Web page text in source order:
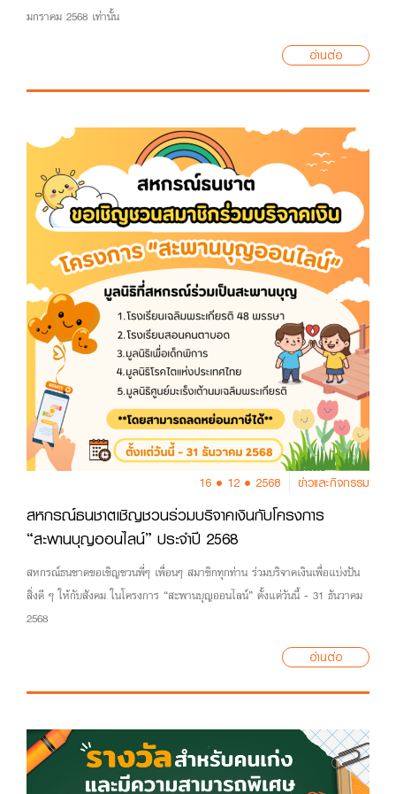
มกราคม 2568 เท่านั้น
อ่านต่อ
16 • 12 • 2568 ข่าวและกิจกรรม
สหกรณ์ธนชาตเชิญชวนร่วมบริจาคเงินกับโครงการ
“สะพานบุญออนไลน์” ประจำปี 2568
สหกรณ์ธนชาตขอเชิญชวนพี่ๆ เพื่อนๆ สมาชิกทุกท่าน ร่วมบริจาคเงินเพื่อแบ่งปัน
สิ่งดี ๆ ให้กับสังคม ในโครงการ “สะพานบุญออนไลน์” ตั้งแต่วันนี้ - 31 ธันวาคม
2568
อ่านต่อ